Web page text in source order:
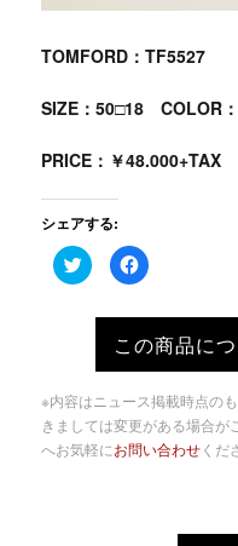
TOMFORD：TF5527
SIZE：50□18 COLOR
PRICE：￥48.000+TAX
シェアする:
ク
リ
し
Twitter
共
有
(新
し
い
ウ
Facebook
で
す
る
に
ク
リ
ッ
ク
し
て
この商品に
※内容はニュース掲載時点の
きましては変更がある場合
へお気軽にお問い合わせくだ